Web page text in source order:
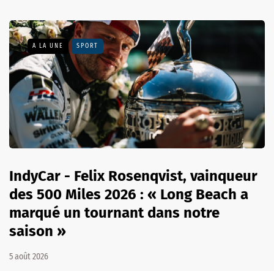
A LA UNE SPORT
IndyCar - Felix Rosenqvist, vainqueur
des 500 Miles 2026 : « Long Beach a
marqué un tournant dans notre
saison »
5 août 2026